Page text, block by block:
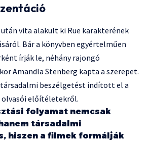
vita alakult ki Rue karakterének
Bár a könyvben egyértelműen
írják le, néhány rajongó
Amandla Stenberg kapta a szerepet.
beszélgetést indított el a
olvasói előítéletekről.
folyamat nemcsak
társadalmi
hiszen a filmek formálják